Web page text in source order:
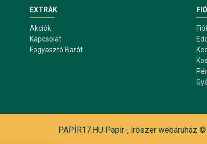
EXTRÁK
Akciók
Kapcsolat
Fogyasztó Barát
PAPÍR17.HU Papír-, írószer webáruház